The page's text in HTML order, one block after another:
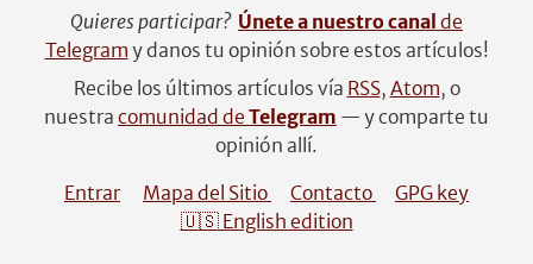
Quieres participar? Únete a nuestro canal de
Telegram y danos tu opinión sobre estos artículos!
Recibe los últimos artículos vía RSS, Atom, o
nuestra comunidad de Telegram — y comparte tu
opinión allí.
Entrar
Mapa del Sitio Contacto
GPG key
🇺🇸 English edition